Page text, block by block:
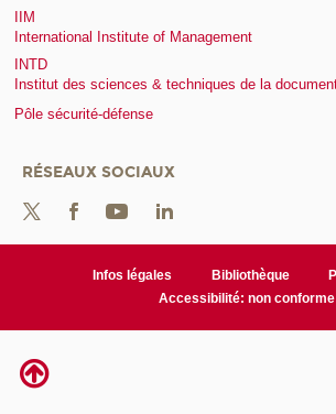
IIM
International Institute of Management
INTD
Institut des sciences & techniques de la
Pôle sécurité-défense
RÉSEAUX SOCIAUX
Infos légales Bibliothèque
Accessibilité: non conforme